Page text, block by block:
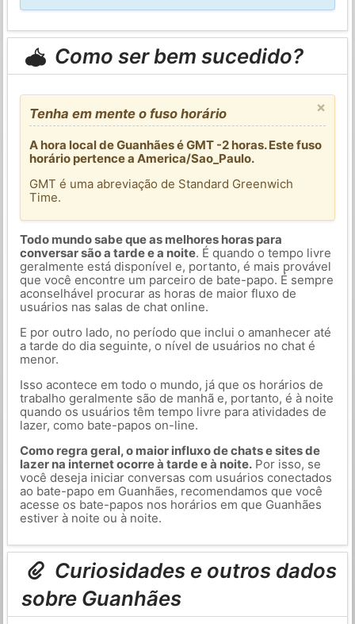
Como ser bem sucedido?
×
Tenha em mente o fuso horário
A hora local de Guanhães é GMT -2 horas. Este fuso
horário pertence a America/Sao_Paulo.
GMT é uma abreviação de Standard Greenwich
Time.
Todo mundo sabe que as melhores horas para
conversar são a tarde e a noite. É quando o tempo livre
geralmente está disponível e, portanto, é mais provável
que você encontre um parceiro de bate-papo. É sempre
aconselhável procurar as horas de maior fluxo de
usuários nas salas de chat online.
E por outro lado, no período que inclui o amanhecer até
a tarde do dia seguinte, o nível de usuários no chat é
menor.
Isso acontece em todo o mundo, já que os horários de
trabalho geralmente são de manhã e, portanto, é à noite
quando os usuários têm tempo livre para atividades de
lazer, como bate-papos on-line.
Como regra geral, o maior influxo de chats e sites de
lazer na internet ocorre à tarde e à noite.Por isso, se
você deseja iniciar conversas com usuários conectados
ao bate-papo em Guanhães, recomendamos que você
acesse os bate-papos nos horários em que Guanhães
estiver à noite ou à noite.
Curiosidades e outros dados
sobre Guanhães